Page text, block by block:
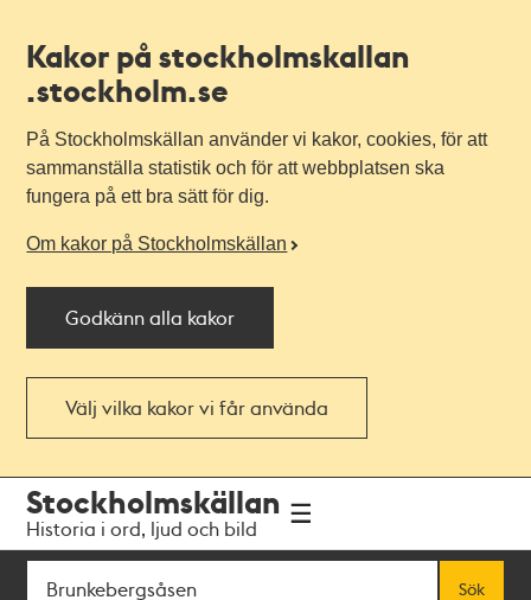
Kakor på stockholmskallan
.stockholm.se
På Stockholmskällan använder vi kakor, cookies, för att
sammanställa statistik och för att webbplatsen ska
fungera på ett bra sätt för dig.
Om kakor på Stockholmskällan
Godkänn alla kakor
Välj vilka kakor vi får använda
navigationen
huvudinnehållet
Stockholmskällan
Historia i ord, ljud och bild
Sök
Sök